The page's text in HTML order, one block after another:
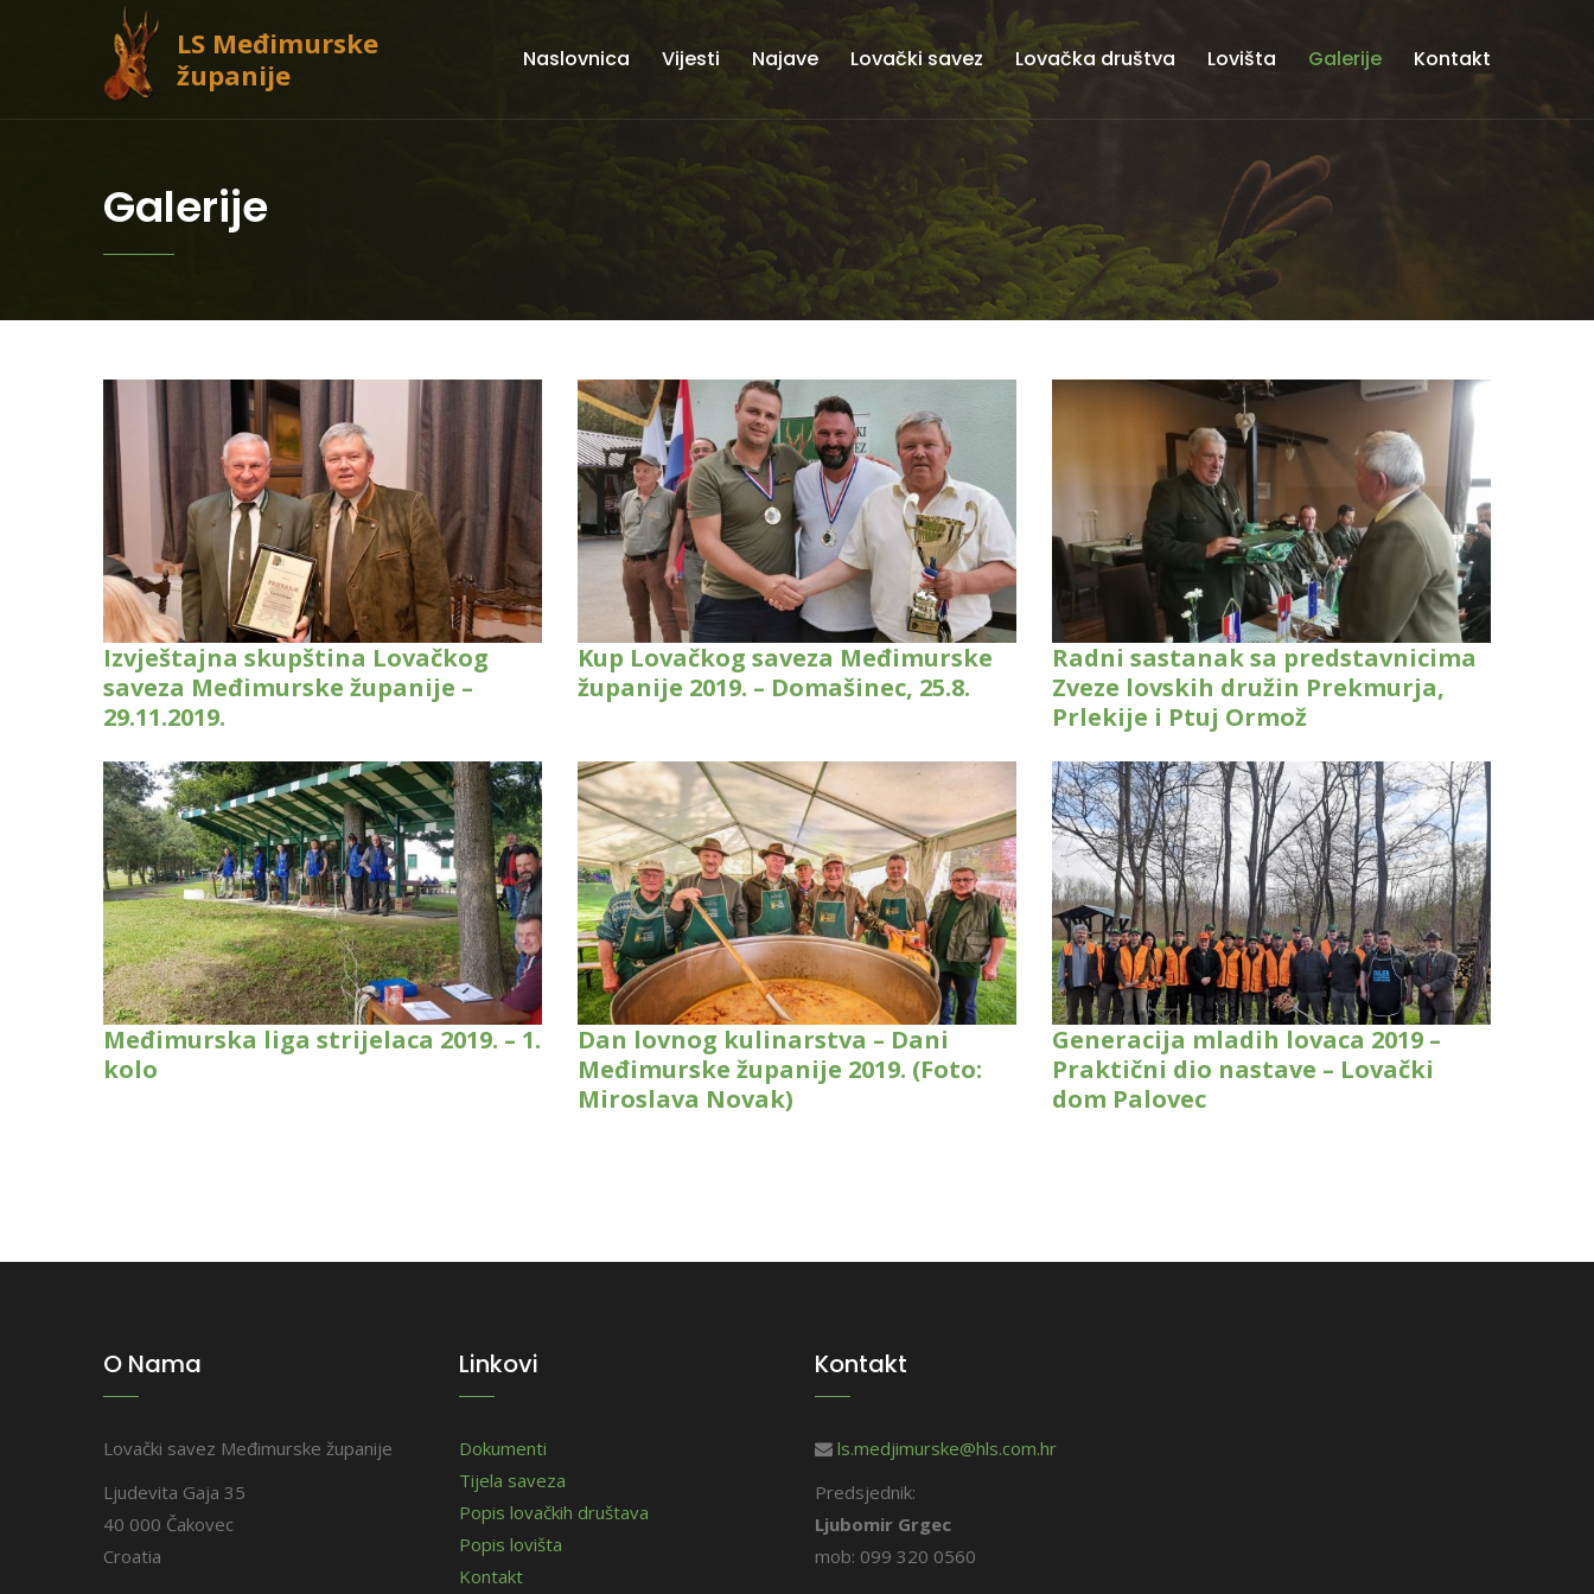
LS Međimurske
županije
Naslovnica Vijesti Najave Lovački savez Lovačka društva Lovišta Galerije Kontakt
Galerije
Izvještajna skupština Lovačkog
saveza Međimurske županije –
29.11.2019.
Kup Lovačkog saveza Međimurske
županije 2019. – Domašinec, 25.8.
Radni sastanak sa predstavnicima
Zveze lovskih družin Prekmurja,
Prlekije i Ptuj Ormož
Međimurska liga strijelaca 2019. – 1.
kolo
Dan lovnog kulinarstva – Dani
Međimurske županije 2019. (Foto:
Miroslava Novak)
Generacija mladih lovaca 2019 –
Praktični dio nastave – Lovački
dom Palovec
O Nama
Lovački savez Međimurske županije
Ljudevita Gaja 35
40 000 Čakovec
Croatia
Linkovi
Dokumenti
Tijela saveza
Popis lovačkih društava
Popis lovišta
Kontakt
Kontakt
ls.medjimurske@hls.com.hr
Predsjednik:
Ljubomir Grgec
mob: 099 320 0560